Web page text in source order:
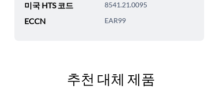
미국 HTS 코드 8541.21.0095
ECCN EAR99
추천 대체 제품